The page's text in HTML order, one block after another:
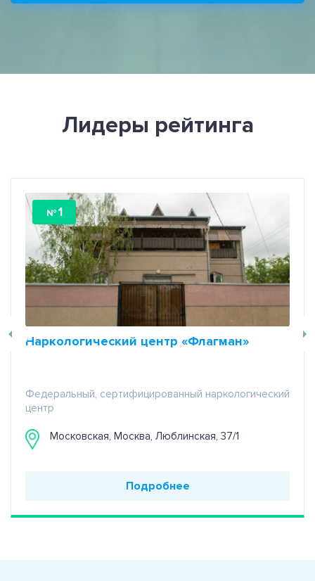
Лидеры рейтинга
№1
Наркологический центр «Флагман»
Федеральный, сертифицированный наркологический
центр
Московская, Москва, Люблинская, 37/1
Подробнее